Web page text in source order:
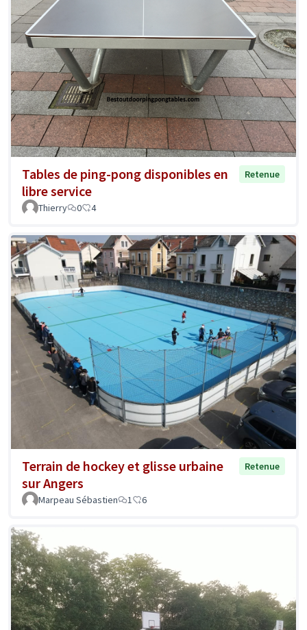
Tables de ping-pong disponibles en
libre service
Retenue
Thierry 0 4
Terrain de hockey et glisse urbaine
sur Angers
Retenue
Marpeau Sébastien 1 6